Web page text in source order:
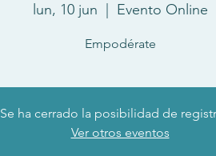
lun, 10 jun Evento Online
Empodérate
Se ha cerrado la posibilidad de
Ver otros eventos